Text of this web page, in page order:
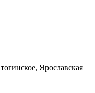
Ярославская